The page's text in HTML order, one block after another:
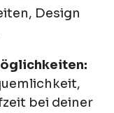
Design
bei deiner